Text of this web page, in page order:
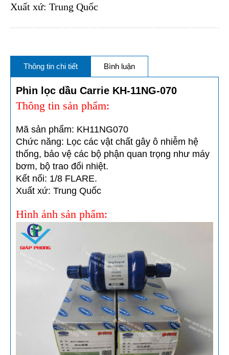
Xuất xứ: Trung Quốc
Thông tin chi tiết Bình luận
Phin lọc dầu Carrie KH-11NG-070
Thông tin sản phẩm:
Mã sản phẩm: KH11NG070
Chức năng: Lọc các vật chất gây ô nhiễm hệ
thống, bảo vệ các bộ phận quan trọng như máy
bơm, bộ trao đổi nhiệt.
Kết nối: 1/8 FLARE.
Xuất xứ: Trung Quốc
Hình ảnh sản phẩm: